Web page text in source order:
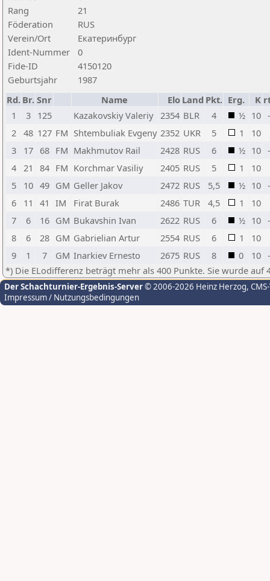
Rang
21
Föderation
RUS
Verein/Ort
Екатеринбург
Ident-Nummer
0
Fide-ID
4150120
Geburtsjahr
1987
Rd. Br. Snr Name Elo Land Pkt. Erg. K
1
3 125 Kazakovskiy Valeriy 2354 BLR 4 ½ 10
2
48 127 FM Shtembuliak Evgeny 2352 UKR 5 1
10
3
17 68 FM Makhmutov Rail 2428 RUS 6 ½ 10
4
21 84 FM Korchmar Vasiliy 2405 RUS 5 1
10
5
10 49 GM Geller Jakov 2472 RUS 5,5 ½ 10
6
11 41 IM Firat Burak 2486 TUR 4,5 1
10
7
6 16 GM Bukavshin Ivan 2622 RUS 6 ½ 10
8
6 28 GM Gabrielian Artur 2554 RUS 6 1
10
9
1 7 GM Inarkiev Ernesto 2675 RUS 8 0 10
*) Die ELodifferenz beträgt mehr als 400 Punkte. Sie wurde auf
Der Schachturnier-Ergebnis-Server© 2006-2026 Heinz Herzog,
Impressum / Nutzungsbedingungen